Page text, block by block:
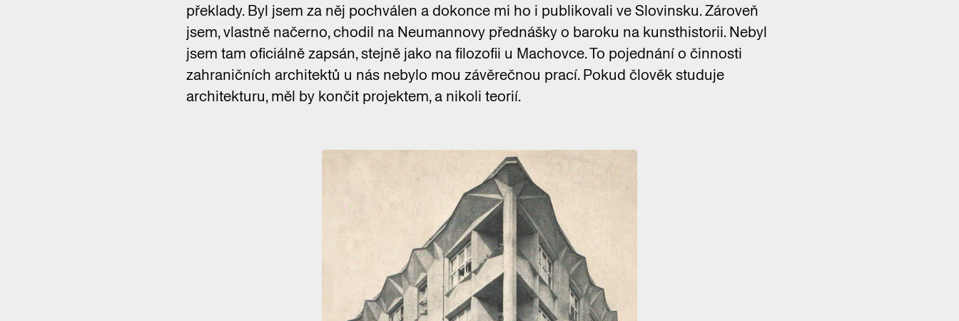
překlady. Byl jsem za něj pochválen a dokonce mi ho i publikovali ve Slovinsku. Zároveň
jsem, vlastně načerno, chodil na Neumannovy přednášky o baroku na kunsthistorii. Nebyl
jsem tam oficiálně zapsán, stejně jako na filozofii u Machovce. To pojednání o činnosti
zahraničních architektů u nás nebylo mou závěrečnou prací. Pokud člověk studuje
architekturu, měl by končit projektem, a nikoli teorií.